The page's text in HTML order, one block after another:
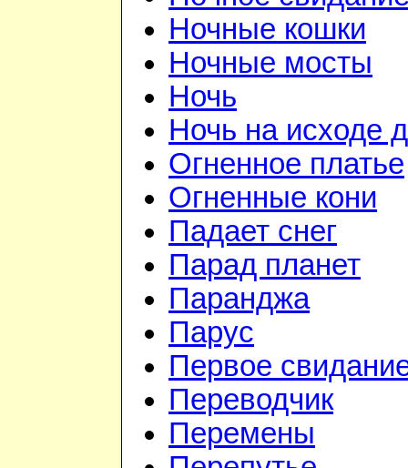
Ночные кошки
Ночные мосты
Ночь
Ночь на исходе
Огненное платье
Огненные кони
Падает снег
Парад планет
Паранджа
Парус
Первое
Переводчик
Перемены